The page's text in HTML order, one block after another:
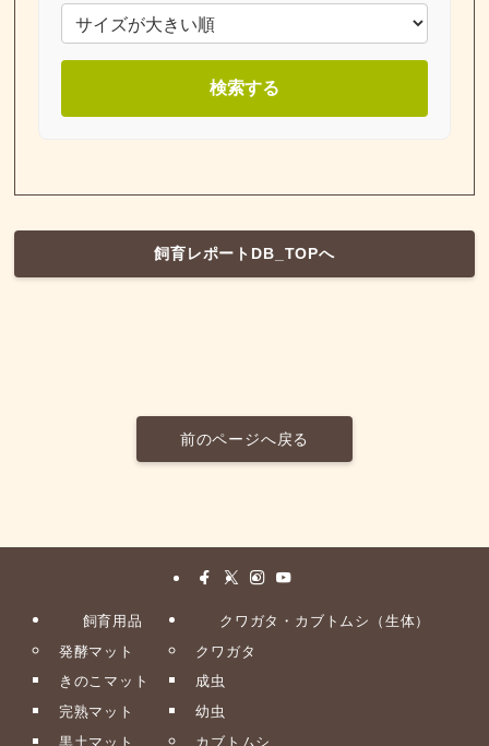
検索する
飼育レポートDB_TOPへ
前のページへ戻る
飼育用品
発酵マット
きのこマット
完熟マット
黒土マット
クワガタ・カブトムシ（生体）
クワガタ
成虫
幼虫
カブトムシ